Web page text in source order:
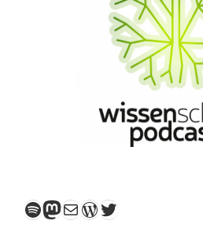
Spotify
Mastodon
E-MailWordPress
Twitter